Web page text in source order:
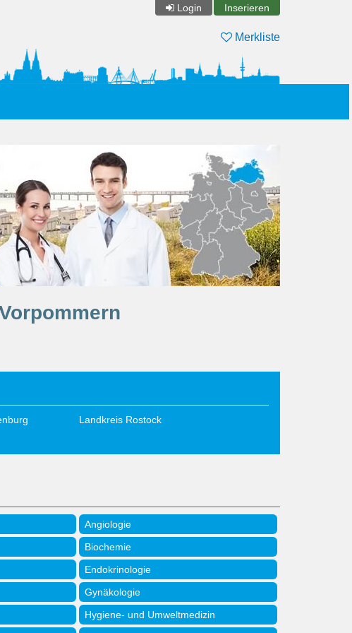
Login Inserieren
Merkliste
Landkreis Rostock
Angiologie
Biochemie
Endokrinologie
Gynäkologie
Hygiene- und Umweltmedizin